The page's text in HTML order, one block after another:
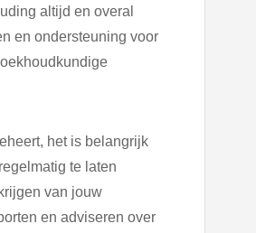
altijd en overal
en ondersteuning voor
het is belangrijk
te laten
van jouw
en adviseren over